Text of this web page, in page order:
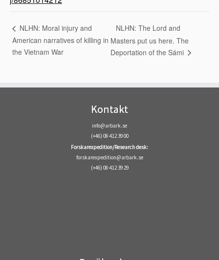
NLHN: Moral injury and
American narratives of killing in
the Vietnam War
NLHN: The Lord and
Masters put us here. The
Deportation of the Sámi
Kontakt
info@arbark.se
(+46) 08-412 39 00
Forskarexpedition/Research desk:
forskarexpedition@arbark.se
(+46) 08-412 39 29